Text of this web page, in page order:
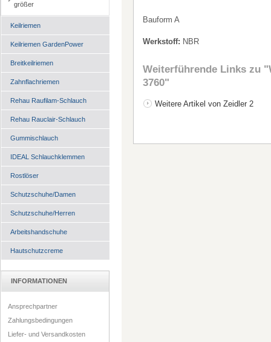
größer
Keilriemen
Keilriemen GardenPower
Breitkeilriemen
Zahnflachriemen
Rehau Raufilam-Schlauch
Rehau Rauclair-Schlauch
Gummischlauch
IDEAL Schlauchklemmen
Rostlöser
Schutzschuhe/Damen
Schutzschuhe/Herren
Arbeitshandschuhe
Hautschutzcreme
INFORMATIONEN
Ansprechpartner
Zahlungsbedingungen
Liefer- und Versandkosten
Bauform A
Werkstoff: NBR
Weiterführende Links zu
3760"
Weitere Artikel von Zeidler 2